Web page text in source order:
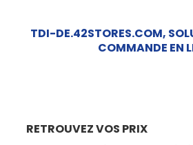
TDI-DE.42STORES.COM,
COMMANDE EN
RETROUVEZ VOS PRIX